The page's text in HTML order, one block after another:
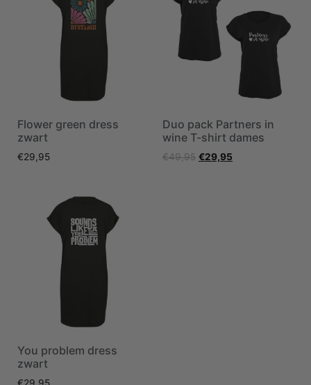
Flower green dress
zwart
€29,95
Duo pack Partners in
wine T-shirt dames
€49,95 €29,95
You problem dress
zwart
€29,95